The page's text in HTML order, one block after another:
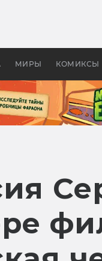
МИРЫ КОМИКСЫ
в России —